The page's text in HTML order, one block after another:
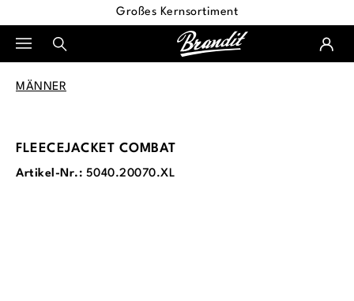
Großes Kernsortiment
MÄNNER
FLEECEJACKET COMBAT
Artikel-Nr.: 5040.20070.XL